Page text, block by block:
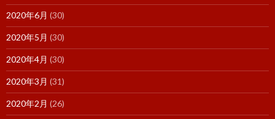
2020年6月 (30)
2020年5月 (30)
2020年4月 (30)
2020年3月 (31)
2020年2月 (26)